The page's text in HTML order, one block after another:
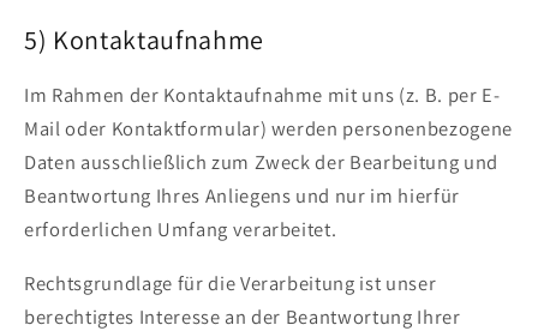
5) Kontaktaufnahme
Im Rahmen der Kontaktaufnahme mit uns (z. B. per E-
Mail oder Kontaktformular) werden personenbezogene
Daten ausschließlich zum Zweck der Bearbeitung und
Beantwortung Ihres Anliegens und nur im hierfür
erforderlichen Umfang verarbeitet.
Rechtsgrundlage für die Verarbeitung ist unser
berechtigtes Interesse an der Beantwortung Ihrer